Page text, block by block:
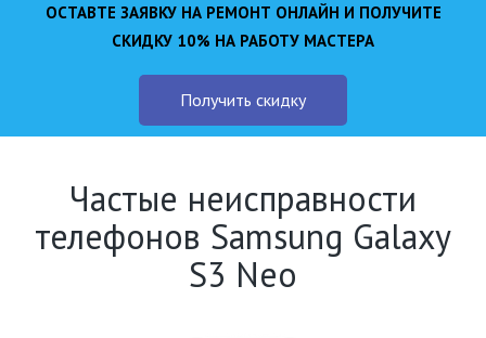
ОСТАВТЕ ЗАЯВКУ НА РЕМОНТ ОНЛАЙН И ПОЛУЧИТЕ
СКИДКУ 10% НА РАБОТУ МАСТЕРА
Получить скидку
Частые неисправности
телефонов Samsung Galaxy
S3 Neo